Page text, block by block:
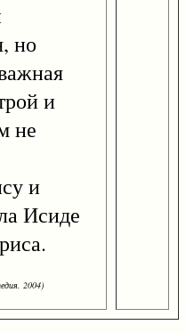
но
и
не
и
Исиде
2004)